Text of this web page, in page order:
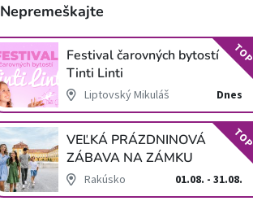
Nepremeškajte
Festival čarovných bytostí
Tinti Linti
Liptovský Mikuláš Dnes
TOP
VEĽKÁ PRÁZDNINOVÁ
ZÁBAVA NA ZÁMKU
SCHLOSS HOF
Rakúsko 01.08. - 31.08.
TOP